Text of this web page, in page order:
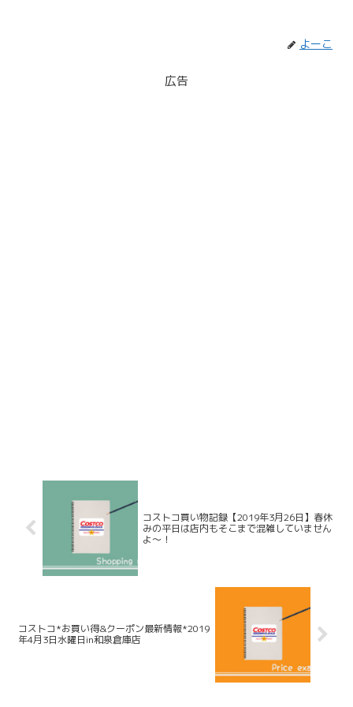
よーこ
広告
コストコ買い物記録【2019年3月26日】春休
みの平日は店内もそこまで混雑していません
よ～！
コストコ*お買い得&クーポン最新情報*2019
年4月3日水曜日in和泉倉庫店